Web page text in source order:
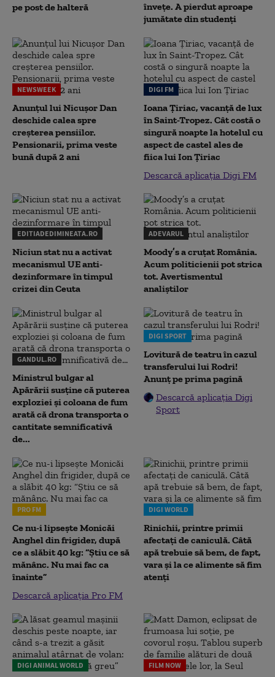
pe post de halteră
înveţe. A pierdut aproape
jumătate din studenţi
NEWSWEEK
Anunțul lui Nicușor Dan
deschide calea spre
creșterea pensiilor.
Pensionarii, prima veste
bună după 2 ani
DIGI FM
Ioana Țiriac, vacanță de lux
în Saint-Tropez. Cât costă o
singură noapte la hotelul cu
aspect de castel ales de
fiica lui Ion Țiriac
Descarcă aplicația Digi FM
EDITIADEDIMINEATA.RO
Niciun stat nu a activat
mecanismul UE anti-
dezinformare în timpul
crizei din Ceuta
ADEVARUL
Moody’s a cruțat România.
Acum politicienii pot strica
tot. Avertismentul
analiștilor
GANDUL.RO
Ministrul bulgar al
Apărării susține că puterea
exploziei și coloana de fum
arată că drona transporta o
cantitate semnificativă
de...
DIGI SPORT
Lovitură de teatru în cazul
transferului lui Rodri!
Anunț pe prima pagină
Descarcă aplicația Digi
Sport
PRO FM
Ce nu-i lipsește Monicăi
Anghel din frigider, după
ce a slăbit 40 kg: “Știu ce să
mănânc. Nu mai fac ca
înainte”
Descarcă aplicația Pro FM
DIGI WORLD
Rinichii, printre primii
afectați de caniculă. Câtă
apă trebuie să bem, de fapt,
vara și la ce alimente să fim
atenți
DIGI ANIMAL WORLD FILM NOW